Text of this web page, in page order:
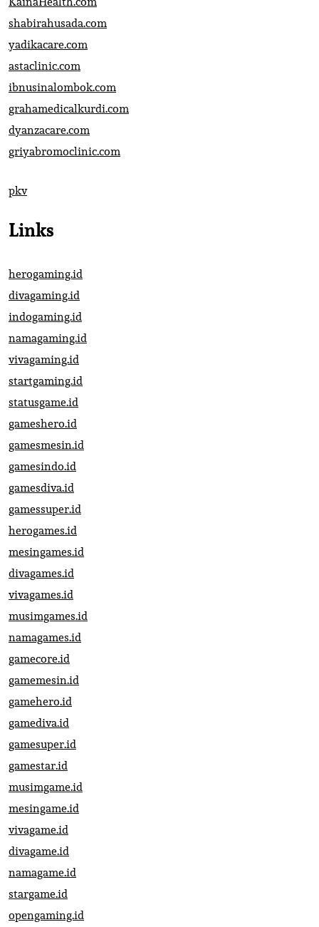
shabirahusada.com
yadikacare.com
astaclinic.com
ibnusinalombok.com
grahamedicalkurdi.com
dyanzacare.com
griyabromoclinic.com
pkv
Links
herogaming.id
divagaming.id
indogaming.id
namagaming.id
vivagaming.id
startgaming.id
statusgame.id
gameshero.id
gamesmesin.id
gamesindo.id
gamesdiva.id
gamessuper.id
herogames.id
mesingames.id
divagames.id
vivagames.id
musimgames.id
namagames.id
gamecore.id
gamemesin.id
gamehero.id
gamediva.id
gamesuper.id
gamestar.id
musimgame.id
mesingame.id
vivagame.id
divagame.id
namagame.id
stargame.id
opengaming.id